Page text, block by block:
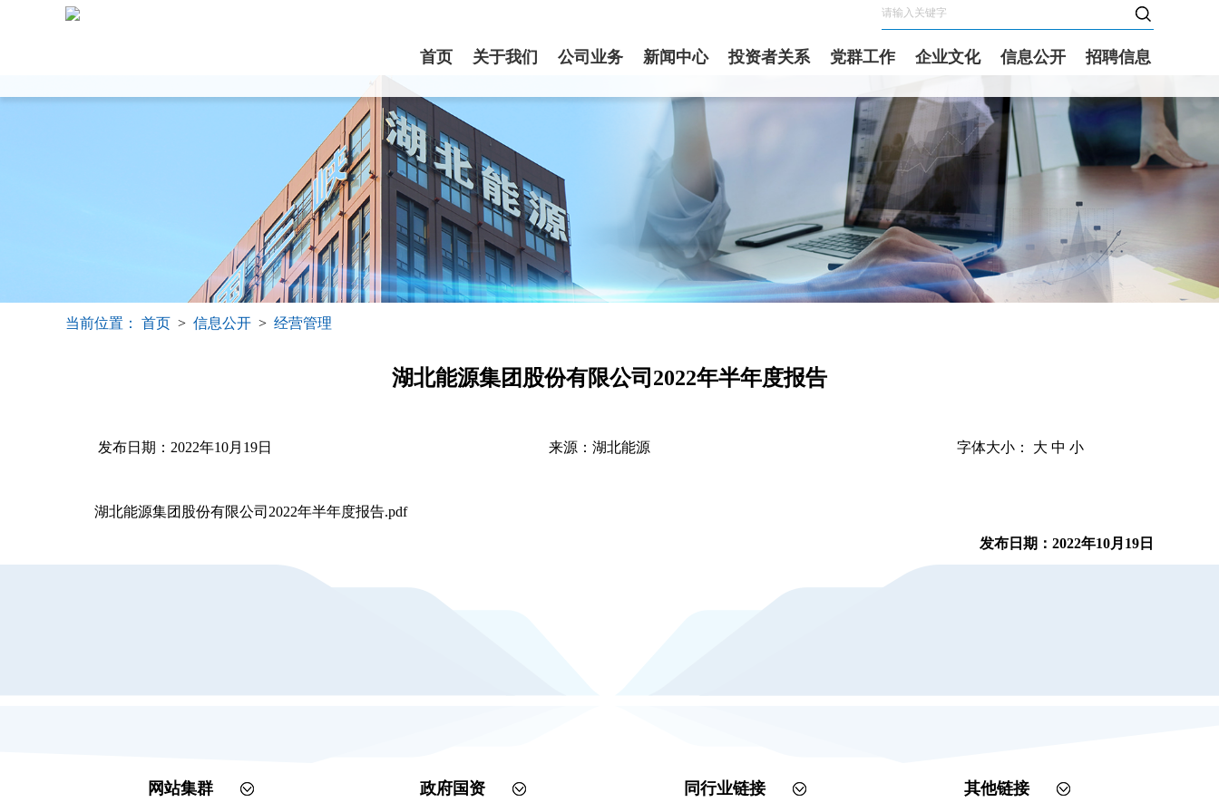
首页 关于我们 公司业务 新闻中心 投资者关系 党群工作 企业文化 信息公开 招聘信息
当前位置： 首页 > 信息公开 > 经营管理
湖北能源集团股份有限公司2022年半年度报告
发布日期：2022年10月19日 来源：湖北能源 字体大小： 大 中 小
湖北能源集团股份有限公司2022年半年度报告.pdf
发布日期：2022年10月19日
网站集群 政府国资 同行业链接 其他链接